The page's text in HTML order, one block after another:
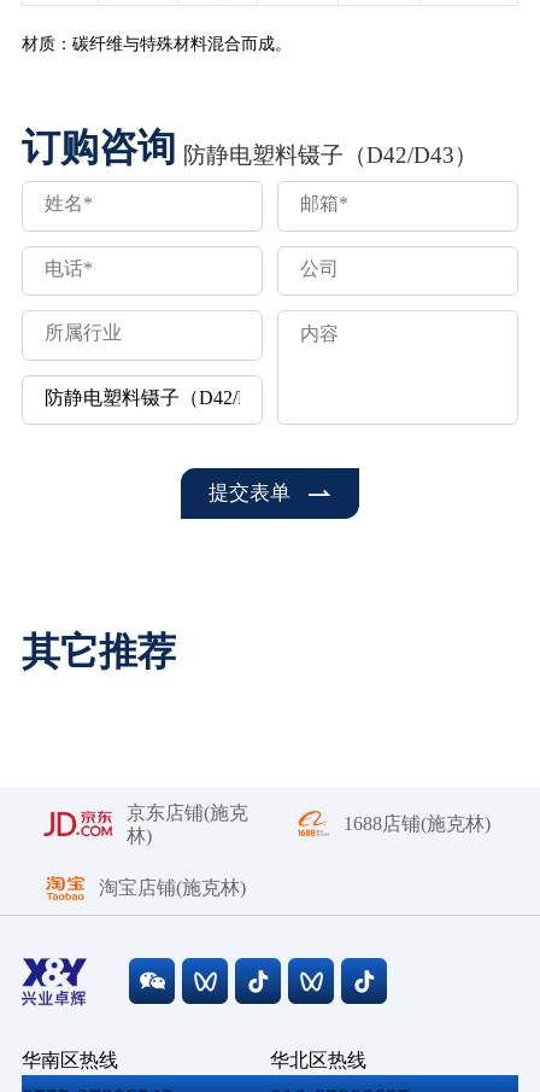
材质：碳纤维与特殊材料混合而成。
订购咨询 防静电塑料镊子（D42/D43）
提交表单
其它推荐
京东店铺(施克
林)
1688店铺(施克林)
淘宝店铺(施克林)
华南区热线 华北区热线